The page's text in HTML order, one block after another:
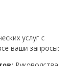
услуг с
ваши запросы: